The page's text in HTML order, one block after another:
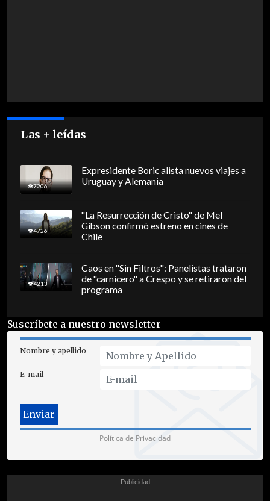
Las + leídas
7206
Expresidente Boric alista nuevos viajes a
Uruguay y Alemania
4726
"La Resurrección de Cristo" de Mel
Gibson confirmó estreno en cines de
Chile
4213
Caos en "Sin Filtros": Panelistas trataron
de "carnicero" a Crespo y se retiraron del
programa
Suscríbete a nuestro newsletter
Nombre y apellido
E-mail
Política de Privacidad